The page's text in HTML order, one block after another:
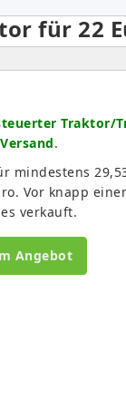
für 22
Traktor/
.
mindestens
Vor knapp
verkauft.
Angebot